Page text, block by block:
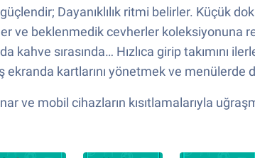
Dayanıklılık ritmi belirler. Küçük
ve beklenmedik cevherler koleksiyonuna
sırasında… Hızlıca girip takımını
ekranda kartlarını yönetmek ve menülerde
mobil cihazların kısıtlamalarıyla